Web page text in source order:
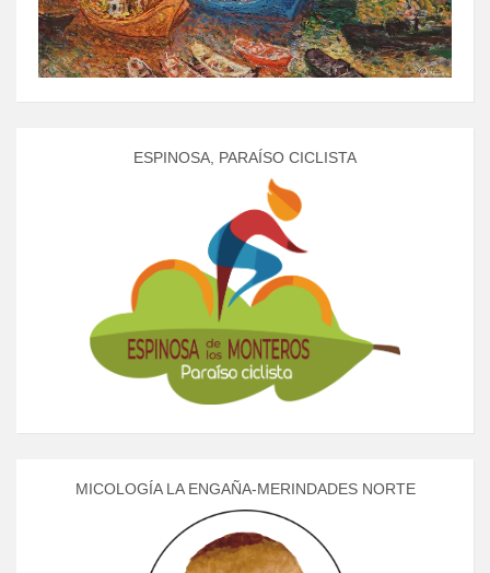
ESPINOSA, PARAÍSO CICLISTA
MICOLOGÍA LA ENGAÑA-MERINDADES NORTE